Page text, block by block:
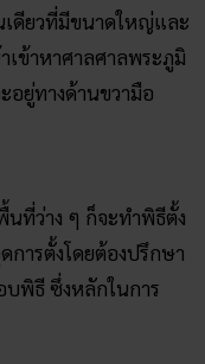
เดียวที่มีขนาดใหญ่และ
เข้าหาศาลศาลพระภูมิ
อยู่ทางด้านขวามือ
นที่ว่าง ๆ ก็จะทำพิธีตั้ง
การตั้งโดยต้องปรึกษา
พิธี ซึ่งหลักในการ